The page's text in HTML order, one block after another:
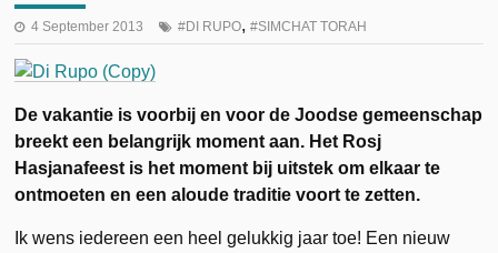
4 September 2013 DI RUPO, SIMCHAT TORAH
De vakantie is voorbij en voor de Joodse gemeenschap
breekt een belangrijk moment aan. Het Rosj
Hasjanafeest is het moment bij uitstek om elkaar te
ontmoeten en een aloude traditie voort te zetten.
Ik wens iedereen een heel gelukkig jaar toe! Een nieuw